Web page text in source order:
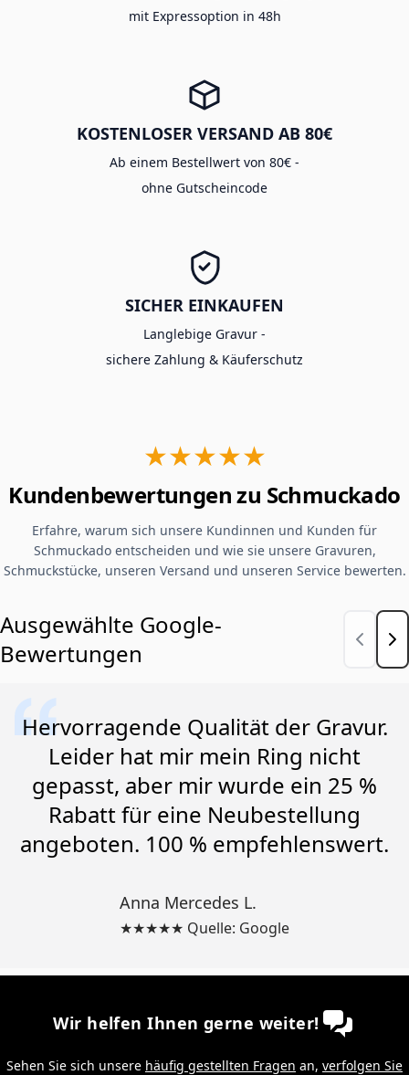
mit Expressoption in 48h
KOSTENLOSER VERSAND AB 80€
Ab einem Bestellwert von 80€ -
ohne Gutscheincode
SICHER EINKAUFEN
Langlebige Gravur -
sichere Zahlung & Käuferschutz
★★★★★
Kundenbewertungen zu Schmuckado
Erfahre, warum sich unsere Kundinnen und Kunden für
Schmuckado entscheiden und wie sie unsere Gravuren,
Schmuckstücke, unseren Versand und unseren Service bewerten.
Ausgewählte Google-
Bewertungen
Hervorragende Qualität der Gravur.
Leider hat mir mein Ring nicht
gepasst, aber mir wurde ein 25 %
Rabatt für eine Neubestellung
angeboten. 100 % empfehlenswert.
Anna Mercedes L.
★★★★★ Quelle: Google
Wir helfen Ihnen gerne weiter!
Sehen Sie sich unsere häufig gestellten Fragen an, verfolgen Sie